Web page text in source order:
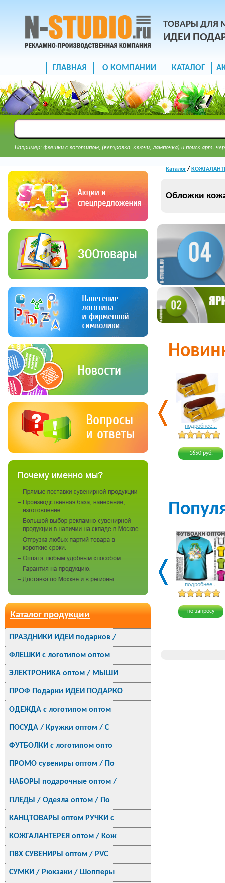
ТОВАРЫ ДЛЯ
ИДЕИ
ГЛАВНАЯ О КОМПАНИИ КАТАЛОГ
Например: флешки с логотипом, (ветровка, ключи, лампочка) и поиск арт.
Каталог продукции
ПРАЗДНИКИ ИДЕИ подарков /
ФЛЕШКИ с логотипом оптом
ЭЛЕКТРОНИКА оптом / МЫШИ
ПРОФ Подарки ИДЕИ ПОДАРКО
ОДЕЖДА с логотипом оптом
ПОСУДА / Кружки оптом / С
ФУТБОЛКИ с логотипом опто
ПРОМО сувениры оптом / По
НАБОРЫ подарочные оптом /
ПЛЕДЫ / Одеяла оптом / По
КАНЦТОВАРЫ оптом РУЧКИ с
КОЖГАЛАНТЕРЕЯ оптом / Кож
ПВХ СУВЕНИРЫ оптом / PVC
СУМКИ / Рюкзаки / Шопперы
Каталог/
Обложки
подробнее...
1650 руб.
подробнее...
по запросу